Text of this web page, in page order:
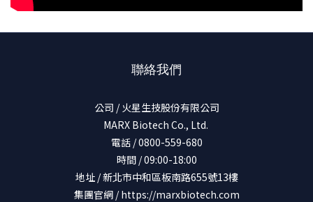
聯絡我們
公司 / 火星生技股份有限公司
MARX Biotech Co., Ltd.
電話 / 0800-559-680
時間 / 09:00-18:00
地址 / 新北市中和區板南路655號13樓
集團官網 /https://marxbiotech.com